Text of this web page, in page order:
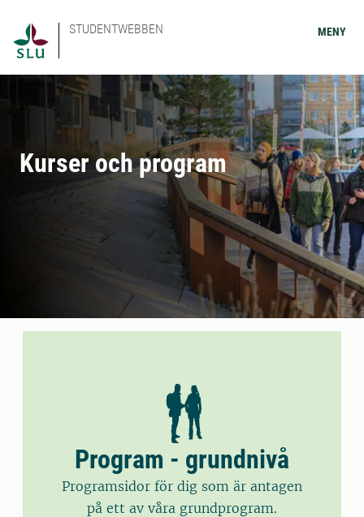
STUDENTWEBBEN MENY
Kurser och program
Program - grundnivå
Programsidor för dig som är antagen
på ett av våra grundprogram.